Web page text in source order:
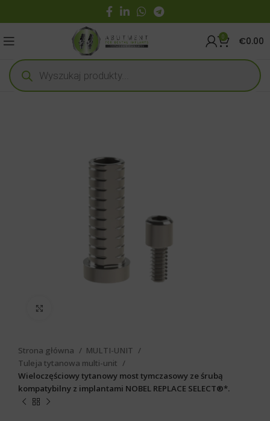
0 €0.00
Strona główna
MULTI-UNIT
Tuleja tytanowa multi-unit
Wieloczęściowy tytanowy most tymczasowy ze śrubą
kompatybilny z implantami NOBEL REPLACE SELECT®*.